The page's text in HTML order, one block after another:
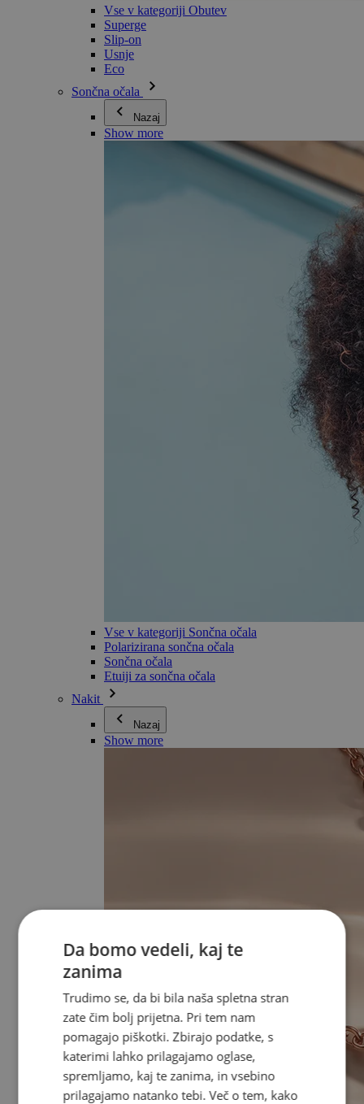
Vse v kategoriji Obutev
Superge
Slip-on
Usnje
Eco
Sončna očala
Nazaj
Show more
Vse v kategoriji Sončna očala
Polarizirana sončna očala
Sončna očala
Etuiji za sončna očala
Nakit
Nazaj
Show more
Da bomo vedeli, kaj te
zanima
Trudimo se, da bi bila naša spletna stran
zate čim bolj prijetna. Pri tem nam
pomagajo piškotki. Zbirajo podatke, s
katerimi lahko prilagajamo oglase,
spremljamo, kaj te zanima, in vsebino
prilagajamo natanko tebi. Več o tem, kako